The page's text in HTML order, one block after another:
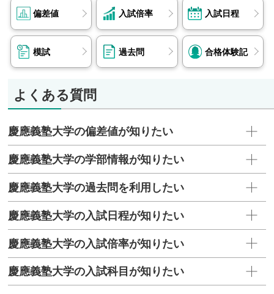
偏差値 入試倍率 入試日程
模試 過去問 合格体験記
よくある質問
慶應義塾大学の偏差値が知りたい
慶應義塾大学の学部情報が知りたい
慶應義塾大学の過去問を利用したい
慶應義塾大学の入試日程が知りたい
慶應義塾大学の入試倍率が知りたい
慶應義塾大学の入試科目が知りたい